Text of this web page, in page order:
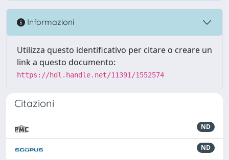
Informazioni
Utilizza questo identificativo per citare o creare un
link a questo documento:
https://hdl.handle.net/11391/1552574
Citazioni
ND
ND